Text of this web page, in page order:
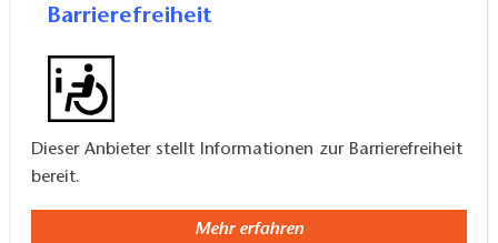
Barrierefreiheit
Dieser Anbieter stellt Informationen zur Barrierefreiheit
bereit.
Mehr erfahren